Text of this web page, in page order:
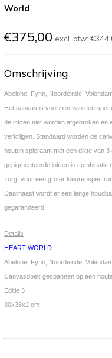
World
€375,00 excl. btw:
Omschrijving
Abelone, Fynn, Noordeinde,
Het canvas is voorzien van een
de inkten niet worden afgebroken en
verkrijgen. Standaard worden de
houten spieraam met een dikte van
gepigmenteerde inkten in combinatie
zorgt voor een groter
Daarnaast wordt er een lange
gegarandeerd.
Details
HEART-WORLD
Abelone, Fynn, Noordeinde,
Canvasdoek gespannen op een
Editie 3
30x38x2 cm